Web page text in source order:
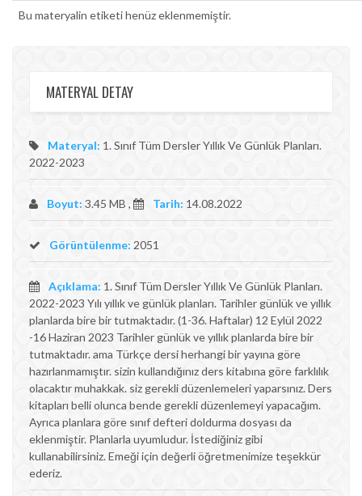
Bu materyalin etiketi henüz eklenmemiştir.
MATERYAL DETAY
Materyal: 1. Sınıf Tüm Dersler Yıllık Ve Günlük Planları.
2022-2023
Boyut: 3.45 MB , Tarih: 14.08.2022
Görüntülenme: 2051
Açıklama: 1. Sınıf Tüm Dersler Yıllık Ve Günlük Planları.
2022-2023 Yılı yıllık ve günlük planları. Tarihler günlük ve yıllık
planlarda bire bir tutmaktadır. (1-36. Haftalar) 12 Eylül 2022
-16 Haziran 2023 Tarihler günlük ve yıllık planlarda bire bir
tutmaktadır. ama Türkçe dersi herhangi bir yayına göre
hazırlanmamıştır. sizin kullandığınız ders kitabına göre farklılık
olacaktır muhakkak. siz gerekli düzenlemeleri yaparsınız. Ders
kitapları belli olunca bende gerekli düzenlemeyi yapacağım.
Ayrıca planlara göre sınıf defteri doldurma dosyası da
eklenmiştir. Planlarla uyumludur. İstediğiniz gibi
kullanabilirsiniz. Emeği için değerli öğretmenimize teşekkür
ederiz.